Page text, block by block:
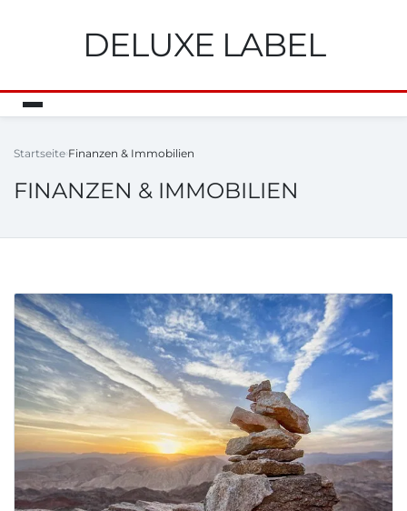
DELUXE LABEL
Startseite Finanzen & Immobilien
FINANZEN & IMMOBILIEN